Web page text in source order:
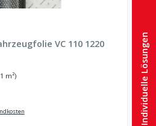
VC 110 1220
m²) Individuelle Lösungen